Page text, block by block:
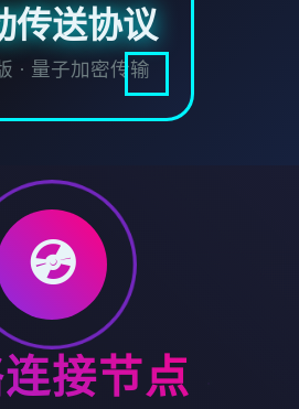
传送协议
· 量子加密传输
💿
接节点